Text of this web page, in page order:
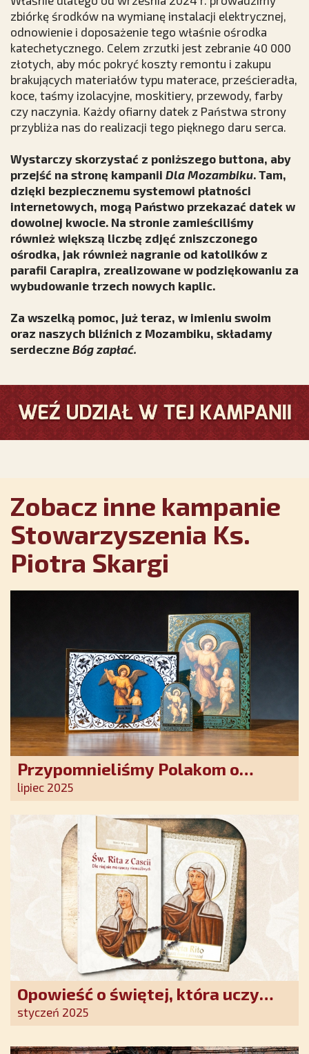
zbiórkę środków na wymianę instalacji elektrycznej,
odnowienie i doposażenie tego właśnie ośrodka
katechetycznego. Celem zrzutki jest zebranie 40 000
złotych, aby móc pokryć koszty remontu i zakupu
brakujących materiałów typu materace, prześcieradła,
koce, taśmy izolacyjne, moskitiery, przewody, farby
czy naczynia. Każdy ofiarny datek z Państwa strony
przybliża nas do realizacji tego pięknego daru serca.
Wystarczy skorzystać z poniższego buttona, aby
przejść na stronę kampanii Dla Mozambiku. Tam,
dzięki bezpiecznemu systemowi płatności
internetowych, mogą Państwo przekazać datek w
dowolnej kwocie. Na stronie zamieściliśmy
również większą liczbę zdjęć zniszczonego
ośrodka, jak również nagranie od katolików z
parafii Carapira, zrealizowane w podziękowaniu za
wybudowanie trzech nowych kaplic.
Za wszelką pomoc, już teraz, w imieniu swoim
oraz naszych bliźnich z Mozambiku, składamy
serdeczne Bóg zapłać.
Zobacz inne kampanie
Stowarzyszenia Ks.
Piotra Skargi
Przypomnieliśmy Polakom o
obecności Anioła Stróża!
lipiec 2025
Opowieść o świętej, która uczy
szczerego oddania się Bogu.
styczeń 2025